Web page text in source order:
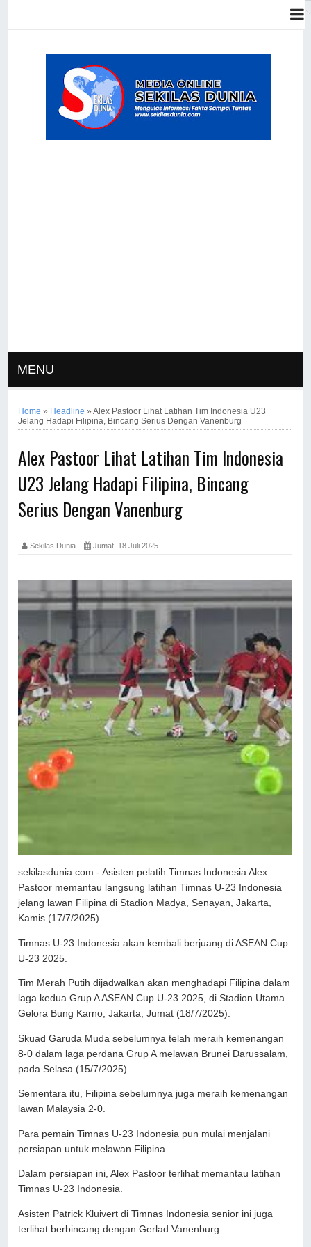
MENU
Home » Headline »Alex Pastoor Lihat Latihan Tim Indonesia U23
Jelang Hadapi Filipina, Bincang Serius Dengan Vanenburg
Alex Pastoor Lihat Latihan Tim Indonesia
U23 Jelang Hadapi Filipina, Bincang
Serius Dengan Vanenburg
Sekilas Dunia Jumat, 18 Juli 2025
sekilasdunia.com - Asisten pelatih Timnas Indonesia Alex
Pastoor memantau langsung latihan Timnas U-23 Indonesia
jelang lawan Filipina di Stadion Madya, Senayan, Jakarta,
Kamis (17/7/2025).
Timnas U-23 Indonesia akan kembali berjuang di ASEAN Cup
U-23 2025.
Tim Merah Putih dijadwalkan akan menghadapi Filipina dalam
laga kedua Grup A ASEAN Cup U-23 2025, di Stadion Utama
Gelora Bung Karno, Jakarta, Jumat (18/7/2025).
Skuad Garuda Muda sebelumnya telah meraih kemenangan
8-0 dalam laga perdana Grup A melawan Brunei Darussalam,
pada Selasa (15/7/2025).
Sementara itu, Filipina sebelumnya juga meraih kemenangan
lawan Malaysia 2-0.
Para pemain Timnas U-23 Indonesia pun mulai menjalani
persiapan untuk melawan Filipina.
Dalam persiapan ini, Alex Pastoor terlihat memantau latihan
Timnas U-23 Indonesia.
Asisten Patrick Kluivert di Timnas Indonesia senior ini juga
terlihat berbincang dengan Gerlad Vanenburg.